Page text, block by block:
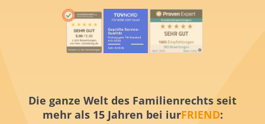
Die ganze Welt des Familienrechts seit
mehr als 15 Jahren bei iurFRIEND: